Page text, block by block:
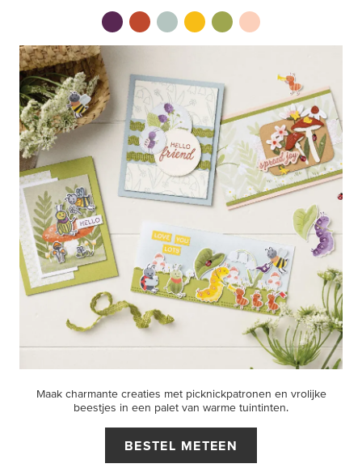
Maak charmante creaties met picknickpatronen en vrolijke
beestjes in een palet van warme tuintinten.
BESTEL METEEN